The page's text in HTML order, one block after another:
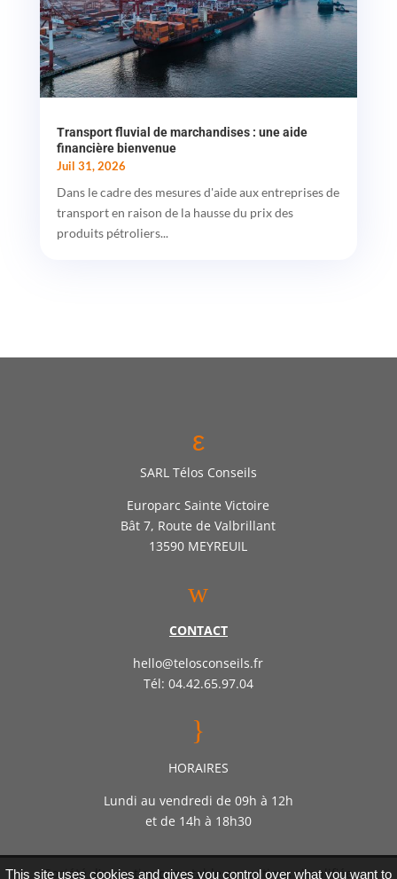
Transport fluvial de marchandises : une aide
financière bienvenue
Juil 31, 2026
Dans le cadre des mesures d'aide aux entreprises de
transport en raison de la hausse du prix des
produits pétroliers...
ε
SARL Télos Conseils
Europarc Sainte Victoire
Bât 7, Route de Valbrillant
13590 MEYREUIL
w
CONTACT
hello@telosconseils.fr
Tél: 04.42.65.97.04
}
HORAIRES
Lundi au vendredi de 09h à 12h
et de 14h à 18h30
Société d’expertise comptable par actions simplifiée
This site uses cookies and gives you control over what you want to